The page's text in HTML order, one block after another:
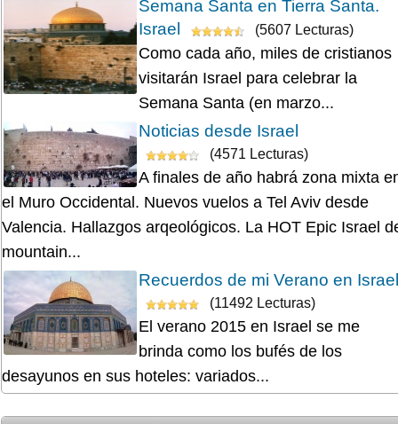
Semana Santa en Tierra Santa.
Israel
(5607 Lecturas)
Como cada año, miles de cristianos
visitarán Israel para celebrar la
Semana Santa (en marzo...
Noticias desde Israel
(4571 Lecturas)
A finales de año habrá zona mixta
el Muro Occidental. Nuevos vuelos a Tel Aviv desde
Valencia. Hallazgos arqeológicos. La HOT Epic Israel
mountain...
Recuerdos de mi Verano en Israel
(11492 Lecturas)
El verano 2015 en Israel se me
brinda como los bufés de los
desayunos en sus hoteles: variados...